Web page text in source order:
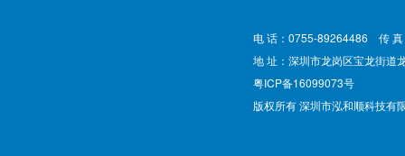
电 话：0755-89264486 传
地 址：深圳市龙岗区宝龙街道
粤ICP备16099073号
版权所有 深圳市泓和顺科技有